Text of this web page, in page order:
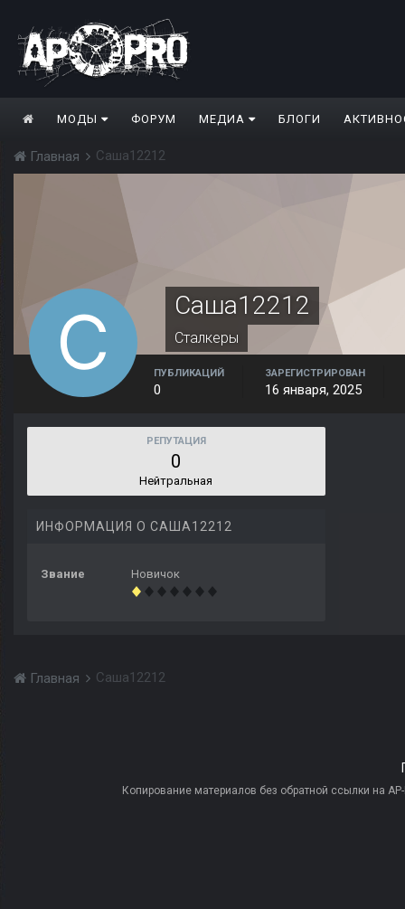
МОДЫ ФОРУМ МЕДИА БЛОГИ
Главная Саша12212
Саша12212
Сталкеры
ПУБЛИКАЦИЙ
0
ЗАРЕГИСТРИРОВАН
16 января, 2025
РЕПУТАЦИЯ
0
Нейтральная
ИНФОРМАЦИЯ О САША12212
Звание Новичок
Главная Саша12212
Копирование материалов без обратной ссылки на